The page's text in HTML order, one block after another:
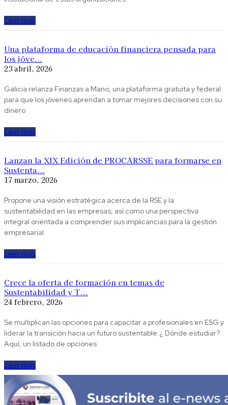
Leer más
Una plataforma de educación financiera pensada para
los jóve...
23 abril, 2026
Galicia relanza Finanzas a Mano, una plataforma gratuita y federal
para que los jóvenes aprendan a tomar mejores decisiones con su
dinero
Leer más
Lanzan la XIX Edición de PROCARSSE para formarse en
Sustenta...
17 marzo, 2026
Propone una visión estratégica acerca de la RSE y la
sustentabilidad en las empresas; así como una perspectiva
integral orientada a comprender sus implicancias para la gestión
empresarial
Leer más
Crece la oferta de formación en temas de
Sustentabilidad y T...
24 febrero, 2026
Se multiplican las opciones para capacitar a profesionales en ESG y
liderar la transición hacia un futuro sustentable.¿ Dónde estudiar?
Aquí, un listado de opciones
Leer más